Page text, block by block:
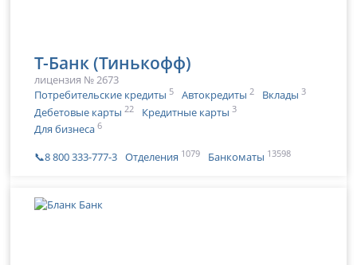
Т-Банк (Тинькофф)
лицензия № 2673
Потребительские кредиты 5 Автокредиты 2 Вклады 3
Дебетовые карты 22 Кредитные карты 3
Для бизнеса 6
📞8 800 333-777-3 Отделения 1079 Банкоматы 13598